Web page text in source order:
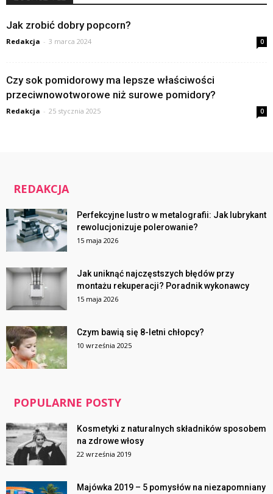
Jak zrobić dobry popcorn?
Redakcja - 3 marca 2024 0
Czy sok pomidorowy ma lepsze właściwości
przeciwnowotworowe niż surowe pomidory?
Redakcja - 25 stycznia 2025 0
REDAKCJA
Perfekcyjne lustro w metalografii: Jak lubrykant
rewolucjonizuje polerowanie?
15 maja 2026
Jak uniknąć najczęstszych błędów przy
montażu rekuperacji? Poradnik wykonawcy
15 maja 2026
Czym bawią się 8-letni chłopcy?
10 września 2025
POPULARNE POSTY
Kosmetyki z naturalnych składników sposobem
na zdrowe włosy
22 września 2019
Majówka 2019 – 5 pomysłów na niezapomniany